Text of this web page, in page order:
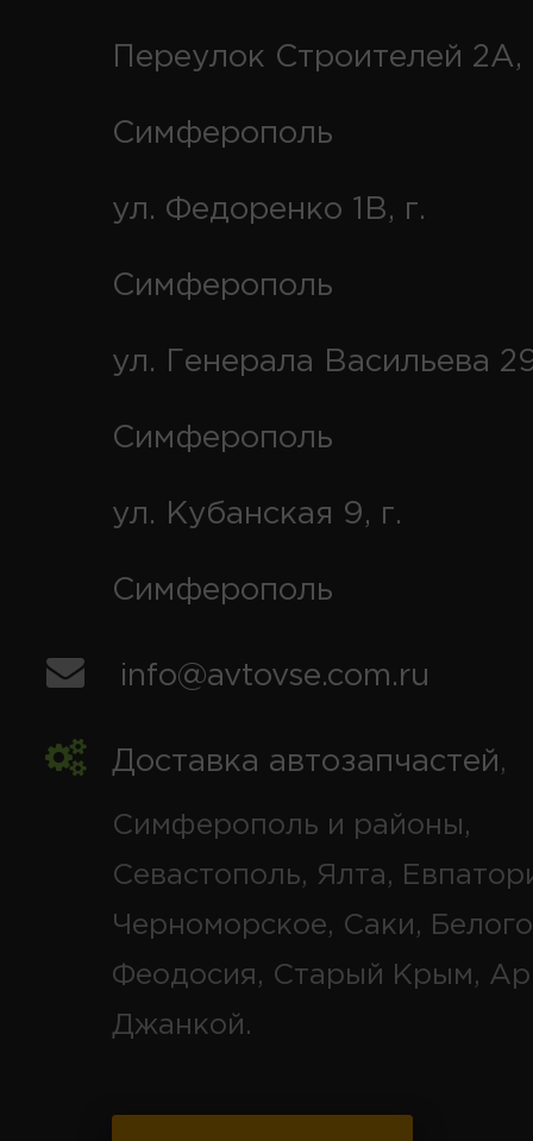
Переулок Строителей 2А,
Симферополь
ул. Федоренко 1В, г.
Симферополь
ул. Генерала Васильева
Симферополь
ул. Кубанская 9, г.
Симферополь
info@avtovse.com.ru
Доставка автозапчастей,
Симферополь и районы,
Севастополь, Ялта,
Черноморское, Саки,
Феодосия, Старый Крым,
Джанкой.